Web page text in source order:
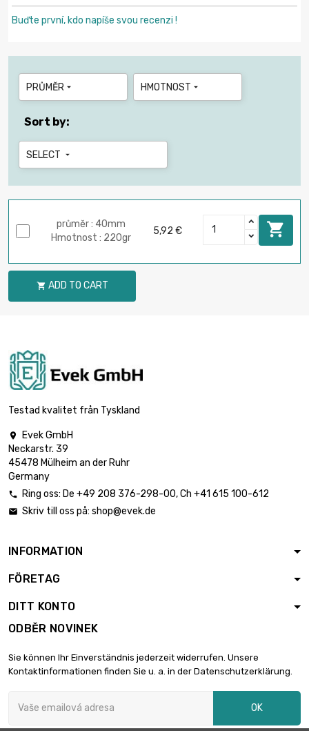
Buďte první, kdo napíše svou recenzi !
PRŮMĚR  HMOTNOST 
Sort by:
SELECT 
průměr : 40mm
Hmotnost : 220gr
5,92 € 
 ADD TO CART
Testad kvalitet från Tyskland

Evek GmbH
Neckarstr. 39
45478 Mülheim an der Ruhr
Germany
 Ring oss: De +49 208 376-298-00, Ch +41 615 100-612
 Skriv till oss på: shop@evek.de
INFORMATION
FÖRETAG
DITT KONTO
ODBĚR NOVINEK
Sie können Ihr Einverständnis jederzeit widerrufen. Unsere
Kontaktinformationen finden Sie u. a. in der Datenschutzerklärung.
OK